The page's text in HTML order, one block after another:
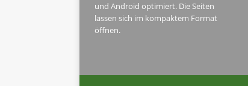
und Android optimiert. Die Seiten
lassen sich im kompaktem Format
öffnen.